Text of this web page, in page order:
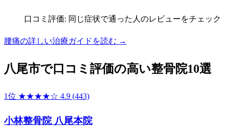
口コミ評価: 同じ症状で通った人のレビューをチェック
腰痛の詳しい治療ガイドを読む →
八尾市で口コミ評価の高い整骨院10選
1位 ★★★★☆ 4.9 (443)
小林整骨院 八尾本院